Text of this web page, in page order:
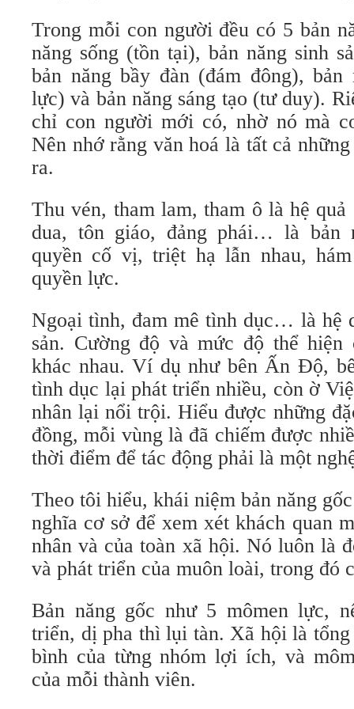
Trong mỗi con người đều có 5 bản
năng sống (tồn tại), bản năng sinh
bản năng bầy đàn (đám đông), bản
lực) và bản năng sáng tạo (tư duy).
chỉ con người mới có, nhờ nó mà
Nên nhớ rằng văn hoá là tất cả
ra.
Thu vén, tham lam, tham ô là hệ quả
dua, tôn giáo, đảng phái… là bản
quyền cố vị, triệt hạ lẫn nhau,
quyền lực.
Ngoại tình, đam mê tình dục… là hệ
sản. Cường độ và mức độ thể hiện
khác nhau. Ví dụ như bên Ấn Độ,
tình dục lại phát triển nhiều, còn ờ
nhân lại nổi trội. Hiểu được những
đồng, mỗi vùng là đã chiếm được
thời điểm để tác động phải là một
Theo tôi hiểu, khái niệm bản năng
nghĩa cơ sở để xem xét khách quan
nhân và của toàn xã hội. Nó luôn là
và phát triển của muôn loài, trong đó
Bản năng gốc như 5 mômen lực,
triển, dị pha thì lụi tàn. Xã hội là tổng
bình của từng nhóm lợi ích, và
của mỗi thành viên.